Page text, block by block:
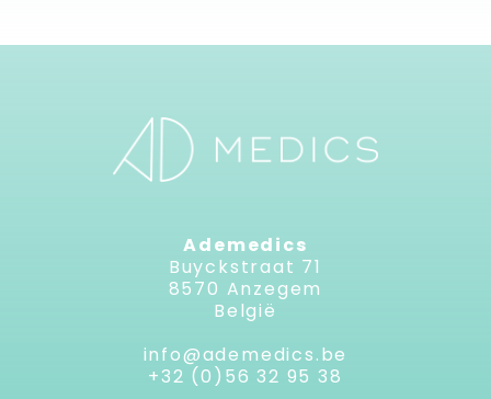
Ademedics
Buyckstraat 71
8570 Anzegem
België
info@ademedics.be
+32 (0)56 32 95 38